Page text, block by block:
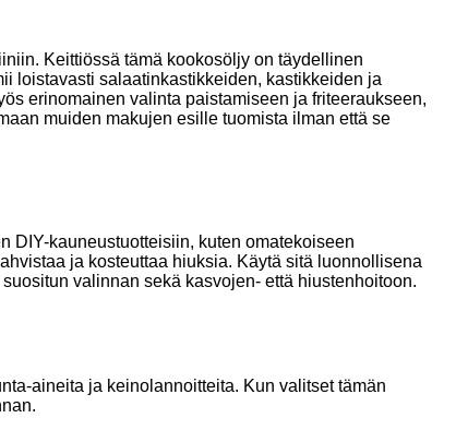
Keittiössä tämä kookosöljy on täydellinen
loistavasti salaatinkastikkeiden, kastikkeiden ja
erinomainen valinta paistamiseen ja friteeraukseen,
muiden makujen esille tuomista ilman että se
DIY-kauneustuotteisiin, kuten omatekoiseen
ja kosteuttaa hiuksia. Käytä sitä luonnollisena
valinnan sekä kasvojen- että hiustenhoitoon.
aineita ja keinolannoitteita. Kun valitset tämän